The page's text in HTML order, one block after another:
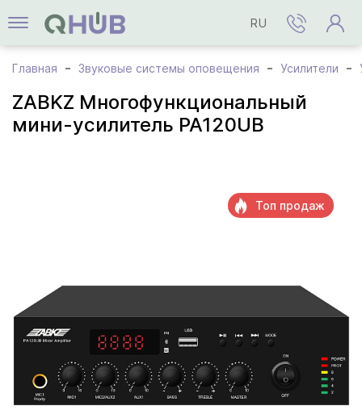
RU
Главная Звуковые системы оповещения Усилители
ZABKZ Многофункциональный
мини-усилитель PA120UB
Топ продаж